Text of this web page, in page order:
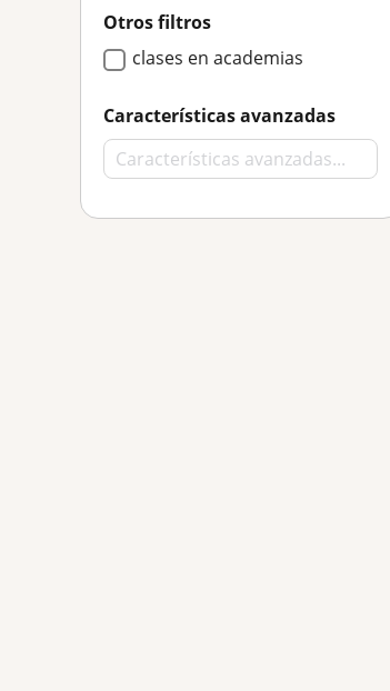
Otros filtros
clases en academias
Características avanzadas